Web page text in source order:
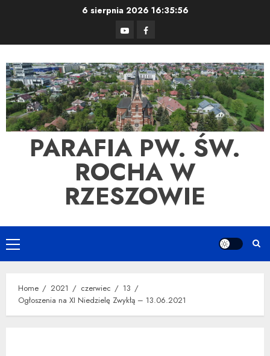
6 sierpnia 2026 16:35:56
YouTubeFacebook
PARAFIA PW. ŚW.
ROCHA W
RZESZOWIE
Primary
Menu
Home 2021 czerwiec
13
Ogłoszenia na XI Niedzielę Zwykłą – 13.06.2021